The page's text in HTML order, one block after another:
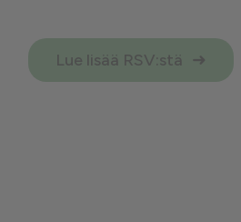
Lue lisää RSV:stä